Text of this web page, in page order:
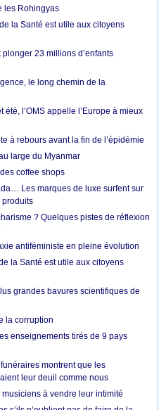
les Rohingyas
la Santé est utile aux citoyens
23 millions d’enfants
le long chemin de la
l’OMS appelle l’Europe à mieux
à rebours avant la fin de l’épidémie
large du Myanmar
coffee shops
Les marques de luxe surfent sur
produits
? Quelques pistes de réflexion
antiféministe en pleine évolution
la Santé est utile aux citoyens
grandes bavures scientifiques de
la corruption
enseignements tirés de 9 pays
montrent que les
leur deuil comme nous
à vendre leur intimité